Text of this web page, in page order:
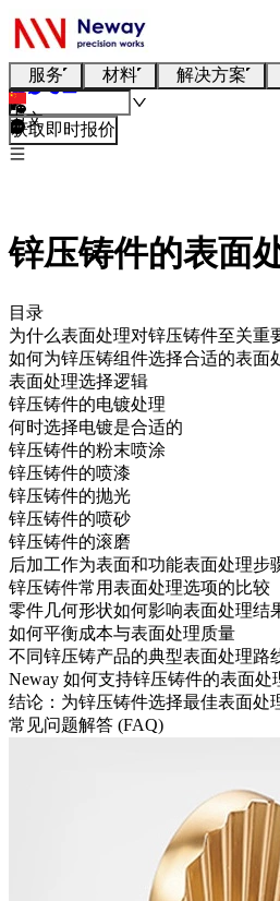
服务 材料 解决方案
中文
获取即时报价
锌压铸件的表面
目录
为什么表面处理对锌压铸件至关重
如何为锌压铸组件选择合适的表面
表面处理选择逻辑
锌压铸件的电镀处理
何时选择电镀是合适的
锌压铸件的粉末喷涂
锌压铸件的喷漆
锌压铸件的抛光
锌压铸件的喷砂
锌压铸件的滚磨
后加工作为表面和功能表面处理步
锌压铸件常用表面处理选项的比较
零件几何形状如何影响表面处理结
如何平衡成本与表面处理质量
不同锌压铸产品的典型表面处理路
Neway 如何支持锌压铸件的表面处
结论：为锌压铸件选择最佳表面处
常见问题解答 (FAQ)